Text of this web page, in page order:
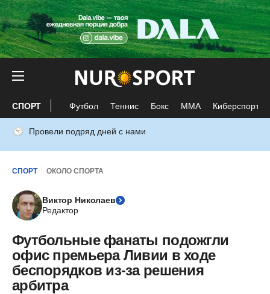
СПОРТ Футбол Теннис Бокс ММА Киберспорт
Провели подряд дней с нами
СПОРТ ОКОЛО СПОРТА
Виктор Николаев
Редактор
Футбольные фанаты подожгли
офис премьера Ливии в ходе
беспорядков из-за решения
арбитра